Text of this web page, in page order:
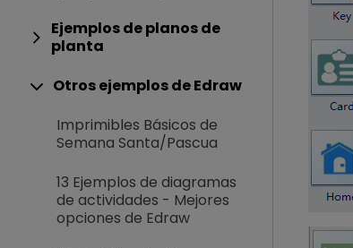
Ejemplos de planos de
planta
Otros ejemplos de Edraw
Imprimibles Básicos de
Semana Santa/Pascua
13 Ejemplos de diagramas
de actividades - Mejores
opciones de Edraw